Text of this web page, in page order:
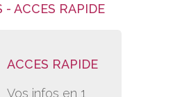
- ACCES RAPIDE
ACCES RAPIDE
Vos infos en 1